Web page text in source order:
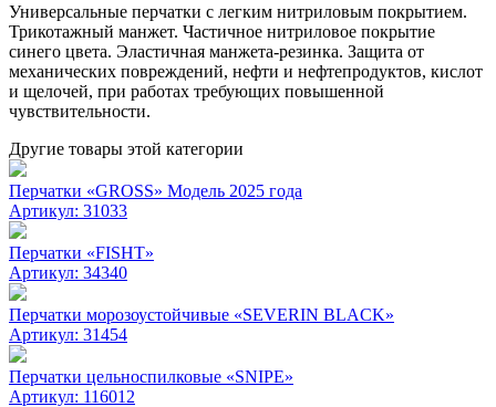
Универсальные перчатки с легким нитриловым покрытием.
Трикотажный манжет. Частичное нитриловое покрытие
синего цвета. Эластичная манжета-резинка. Защита от
механических повреждений, нефти и нефтепродуктов, кислот
и щелочей, при работах требующих повышенной
чувствительности.
Другие товары этой категории
Перчатки «GROSS» Модель 2025 года
Артикул: 31033
Перчатки «FISHT»
Артикул: 34340
Перчатки морозоустойчивые «SEVERIN BLACK»
Артикул: 31454
Перчатки цельноспилковые «SNIPE»
Артикул: 116012